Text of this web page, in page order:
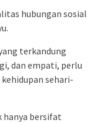
hubungan sosial
terkandung
dan empati, perlu
sehari-
hanya bersifat